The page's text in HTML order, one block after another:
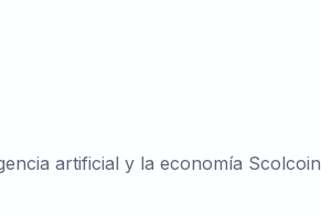
artificial y la economía Scolcoin